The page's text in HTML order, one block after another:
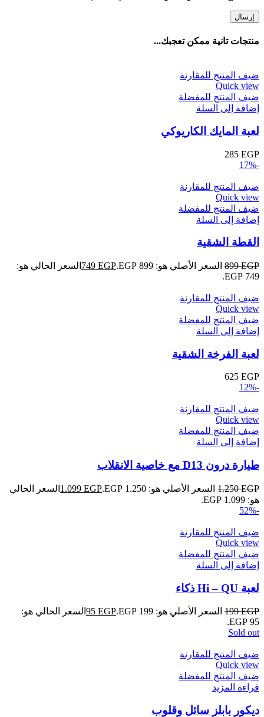
منتجات تانية ممكن تعجبك...
ضيف المنتج للمقارنة
Quick view
ضيف المنتج للمفضلة
إضافة إلى السلة
لعبة المايك الكاريوكي
285 EGP
-17%
ضيف المنتج للمقارنة
Quick view
ضيف المنتج للمفضلة
إضافة إلى السلة
القطة الشقية
899EGP السعر الأصلي هو: 899 EGP. 749 EGP
السعر الحالي هو:
749 EGP.
ضيف المنتج للمقارنة
Quick view
ضيف المنتج للمفضلة
إضافة إلى السلة
لعبة الفرخة الشقية
625 EGP
-12%
ضيف المنتج للمقارنة
Quick view
ضيف المنتج للمفضلة
إضافة إلى السلة
طيارة درون D13 مع خاصية الانقلاب
1.250EGP السعر الأصلي هو: 1.250 EGP. 1.099 EGP
السعر الحالي
هو: 1.099 EGP.
-52%
ضيف المنتج للمقارنة
Quick view
ضيف المنتج للمفضلة
إضافة إلى السلة
لعبة Hi – QU ذكاء
199EGP السعر الأصلي هو: 199 EGP. 95 EGP
السعر الحالي هو:
95 EGP.
Sold out
ضيف المنتج للمقارنة
Quick view
ضيف المنتج للمفضلة
قراءة المزيد
ديكور بابلز سائل وقلوب